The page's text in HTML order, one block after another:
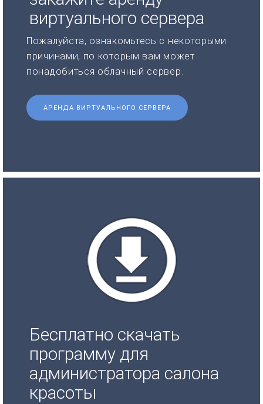
виртуального сервера
Пожалуйста, ознакомьтесь с некоторыми
причинами, по которым вам может
понадобиться облачный сервер.
АРЕНДА ВИРТУАЛЬНОГО СЕРВЕРА
Бесплатно скачать
программу для
администратора салона
красоты